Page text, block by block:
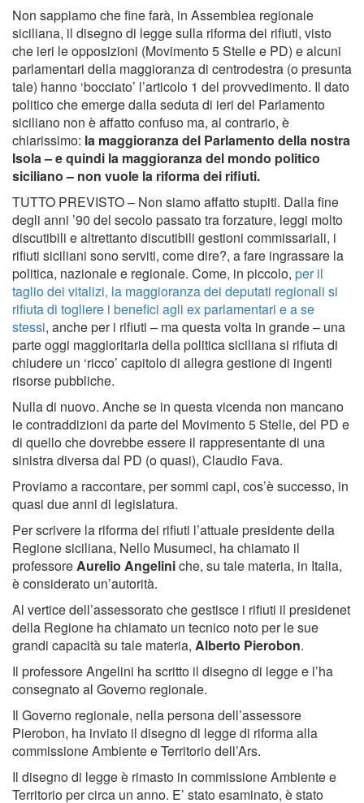
Non sappiamo che fine farà, in Assemblea regionale
siciliana, il disegno di legge sulla riforma dei rifiuti, visto
che ieri le opposizioni (Movimento 5 Stelle e PD) e alcuni
parlamentari della maggioranza di centrodestra (o presunta
tale) hanno ‘bocciato’ l’articolo 1 del provvedimento. Il dato
politico che emerge dalla seduta di ieri del Parlamento
siciliano non è affatto confuso ma, al contrario, è
chiarissimo: la maggioranza del Parlamento della nostra
Isola – e quindi la maggioranza del mondo politico
siciliano – non vuole la riforma dei rifiuti.
TUTTO PREVISTO – Non siamo affatto stupiti. Dalla fine
degli anni ’90 del secolo passato tra forzature, leggi molto
discutibili e altrettanto discutibili gestioni commissariali, i
rifiuti siciliani sono serviti, come dire?, a fare ingrassare la
politica, nazionale e regionale. Come, in piccolo, per il
taglio dei vitalizi, la maggioranza dei deputati regionali si
rifiuta di togliere i benefici agli ex parlamentari e a se
stessi, anche per i rifiuti – ma questa volta in grande – una
parte oggi maggioritaria della politica siciliana si rifiuta di
chiudere un ‘ricco’ capitolo di allegra gestione di ingenti
risorse pubbliche.
Nulla di nuovo. Anche se in questa vicenda non mancano
le contraddizioni da parte del Movimento 5 Stelle, del PD e
di quello che dovrebbe essere il rappresentante di una
sinistra diversa dal PD (o quasi), Claudio Fava.
Proviamo a raccontare, per sommi capi, cos’è successo, in
quasi due anni di legislatura.
Per scrivere la riforma dei rifiuti l’attuale presidente della
Regione siciliana, Nello Musumeci, ha chiamato il
professoreAurelio Angeliniche, su tale materia, in Italia,
è considerato un’autorità.
Al vertice dell’assessorato che gestisce i rifiuti il presidenet
della Regione ha chiamato un tecnico noto per le sue
grandi capacità su tale materia, Alberto Pierobon.
Il professore Angelini ha scritto il disegno di legge e l’ha
consegnato al Governo regionale.
Il Governo regionale, nella persona dell’assessore
Pierobon, ha inviato il disegno di legge di riforma alla
commissione Ambiente e Territorio dell’Ars.
Il disegno di legge è rimasto in commissione Ambiente e
Territorio per circa un anno. E’ stato esaminato, è stato